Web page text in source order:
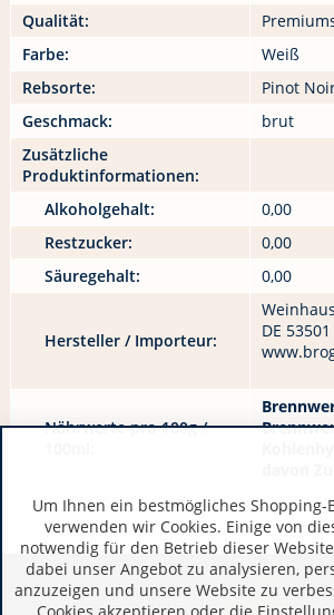
Qualität:
Farbe:
Weiß
Rebsorte:
Pinot
Geschmack:
brut
Zusätzliche
Produktinformationen:
Alkoholgehalt:
0,00
Restzucker:
0,00
Säuregehalt:
0,00
Hersteller / Importeur:
DE
Nährwerte pro 100g /
Um Ihnen ein bestmögliches
verwenden wir Cookies. Einige von
notwendig für den Betrieb dieser
dabei unser Angebot zu analysieren,
anzuzeigen und unsere Website zu